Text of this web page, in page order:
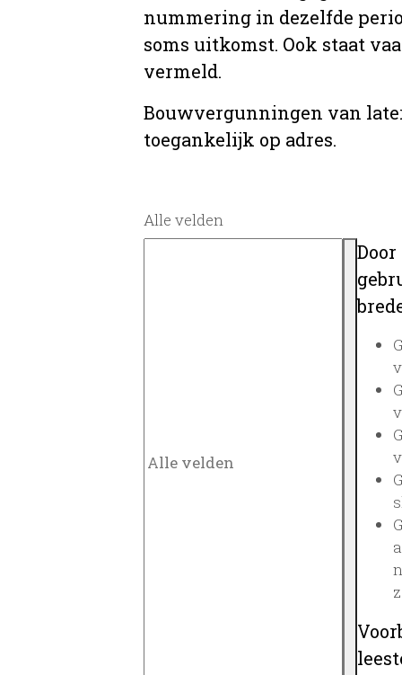
nummering in dezelfde
soms uitkomst. Ook staat
vermeld.
Bouwvergunningen van
toegankelijk op adres.
Alle velden